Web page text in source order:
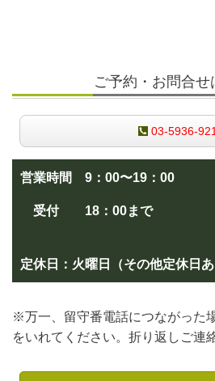
ご予約・お問合せ
03-5936-
営業時間 9：00〜19：00
受付18：00まで
定休日：火曜日（その他定休日あ
※万一、留守番電話につながった
をいれてください。折り返しご連